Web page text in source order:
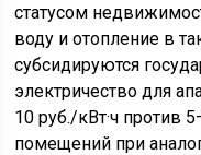
статусом
воду и отопление в
субсидируются
электричество для
10 руб./кВт·ч против
помещений при